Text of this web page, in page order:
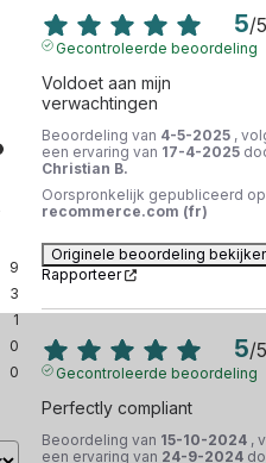
9
3
1
0
0
5/5
Gecontroleerde beoordeling
Voldoet aan mijn
verwachtingen
Beoordeling van 4-5-2025 ,
een ervaring van 17-4-2025
Christian B.
Oorspronkelijk gepubliceerd op
recommerce.com (fr)
Originele beoordeling
Rapporteer
5/5
Gecontroleerde beoordeling
Perfectly compliant
Beoordeling van 15-10-2024 ,
een ervaring van 24-9-2024